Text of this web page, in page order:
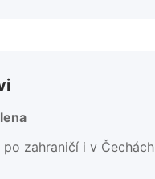
po zahraničí i v Čechách